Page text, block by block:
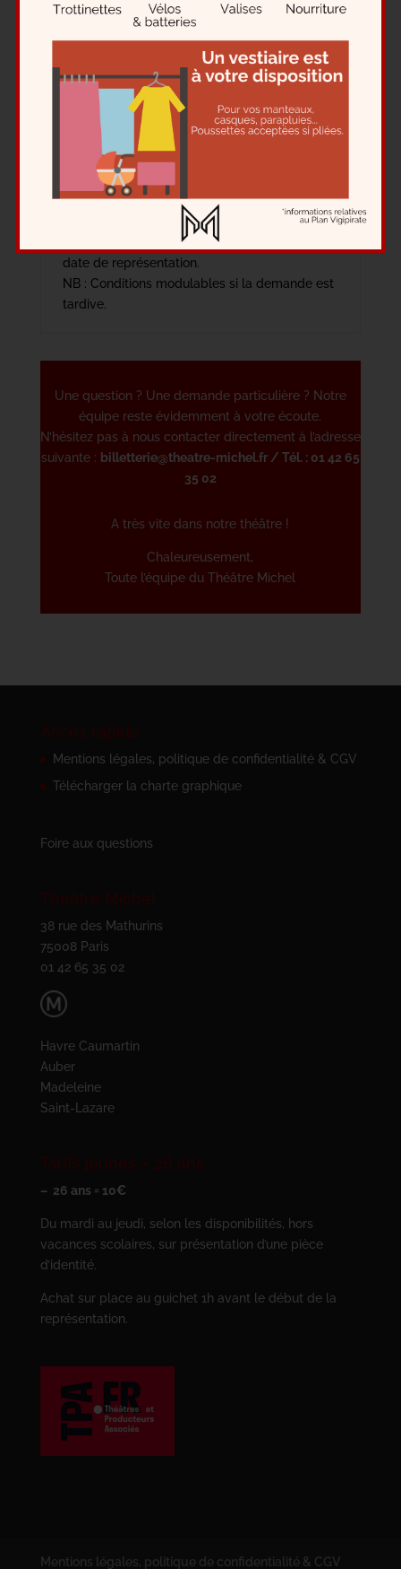
personnes
(scolaires, CE, amis…). Aucune
demande pour un effectif inférieur ne sera
Sur quelles représentations ?
Les tarifs de groupe sont valables sur toutes
les représentations,
sauf celles du samedi soir.
Moyens de paiement acceptés
Cartes bancaires (via notre site de billetterie)
Virements acceptés jusqu’à un mois avant la
date de représentation.
NB : Conditions modulables si la demande est
tardive.
Une question ? Une demande particulière ? Notre
équipe reste évidemment àvotre écoute.
N’hésitez pas à nous contacter directement à l’adresse
suivante : billetterie@theatre-michel.fr/ Tél. : 01 42 65
35 02
A très vite dans notre théâtre !
Chaleureusement,
Toute l’équipe du Théâtre Michel
Accès rapide
Mentions légales, politique de confidentialité & CGV
Télécharger la charte graphique
Foire aux questions
Théâtre Michel
38 rue des Mathurins
75008 Paris
01 42 65 35 02
Havre Caumartin
Auber
Madeleine
Saint-Lazare
Tarifs jeunes – 26 ans
– 26 ans = 10€
Du mardi au jeudi, selon les disponibilités, hors
vacances scolaires, sur présentation d’une pièce
d’identité.
Achat sur place au guichet 1h avant le début de la
représentation.
Mentions légales, politique de confidentialité & CGV